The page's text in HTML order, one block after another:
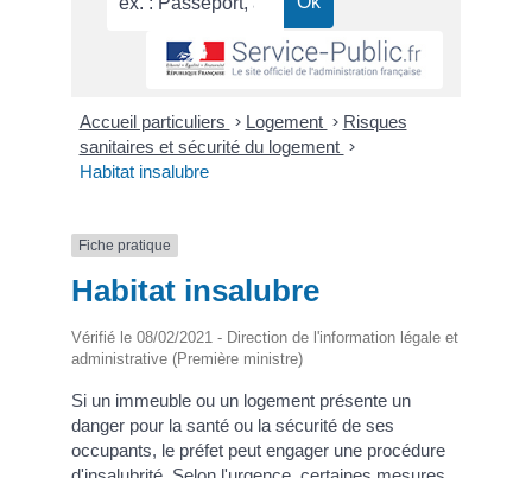
Accueil particuliers > Logement > Risques
sanitaires et sécurité du logement >
Habitat insalubre
Fiche pratique
Habitat insalubre
Vérifié le 08/02/2021 - Direction de l'information légale et
administrative (Première ministre)
Si un immeuble ou un logement présente un
danger pour la santé ou la sécurité de ses
occupants, le préfet peut engager une procédure